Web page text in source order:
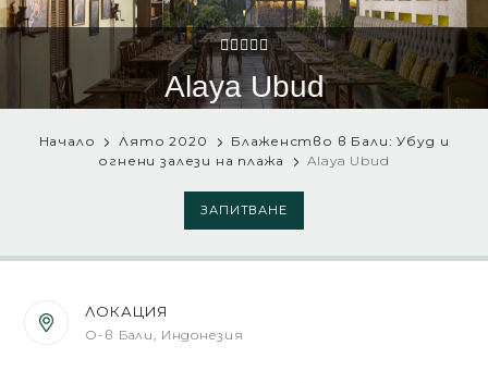
Alaya Ubud
Начало Лято 2020
Блаженство в Бали: Убуд и
огнени залези на плажа
Alaya Ubud
ЗАПИТВАНЕ
ЛОКАЦИЯ
О-в Бали, Индонезия